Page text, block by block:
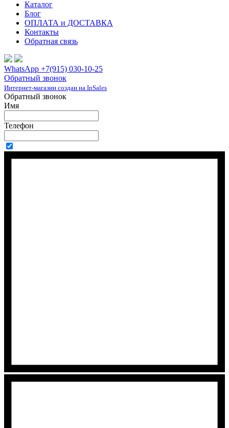
Каталог
Блог
ОПЛАТА и ДОСТАВКА
Контакты
Обратная связь
WhatsApp +7(915) 030-10-25
Обратный звонок
Интернет-магазин создан на InSales
Обратный звонок
Имя
Телефон